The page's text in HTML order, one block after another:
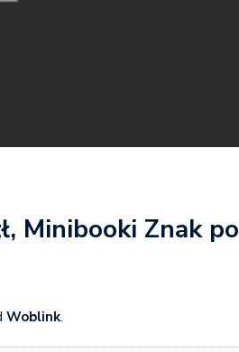
Minibooki Znak po
Woblink.